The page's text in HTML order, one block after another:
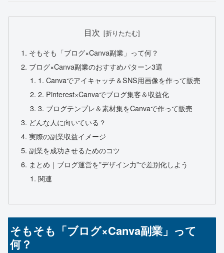
目次
そもそも「ブログ×Canva副業」って何？
ブログ×Canva副業のおすすめパターン3選
1. Canvaでアイキャッチ＆SNS用画像を作って販売
2. Pinterest×Canvaでブログ集客＆収益化
3. ブログテンプレ＆素材集をCanvaで作って販売
どんな人に向いている？
実際の副業収益イメージ
副業を成功させるためのコツ
まとめ｜ブログ運営を”デザイン力”で差別化しよう
関連
そもそも「ブログ×Canva副業」って
何？